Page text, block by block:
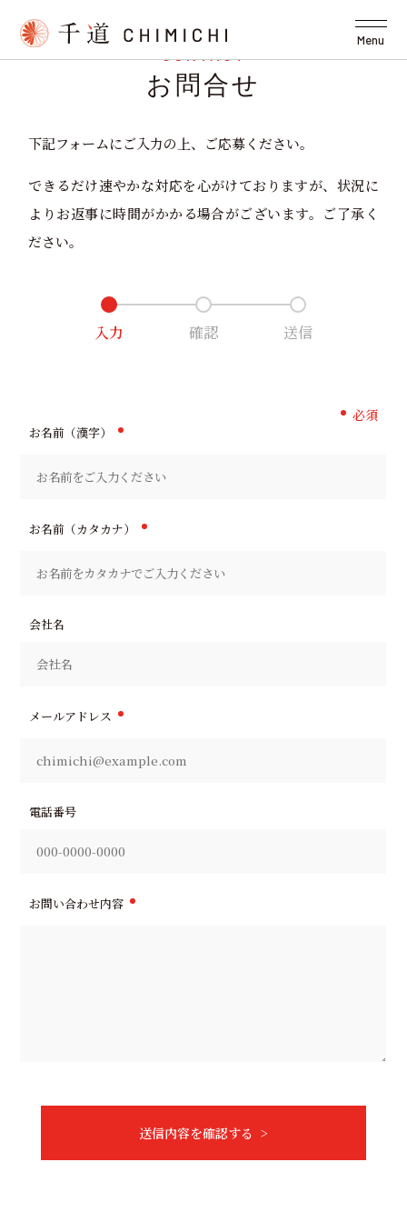
Menu
CONTACT
お問合せ
下記フォームにご入力の上、ご応募ください。
できるだけ速やかな対応を心がけておりますが、 状況に
よりお返事に時間がかかる場合がございます。 ご了承く
ださい。
入力 確認 送信
必須
お名前（漢字）
お名前（カタカナ）
会社名
メールアドレス
電話番号
お問い合わせ内容